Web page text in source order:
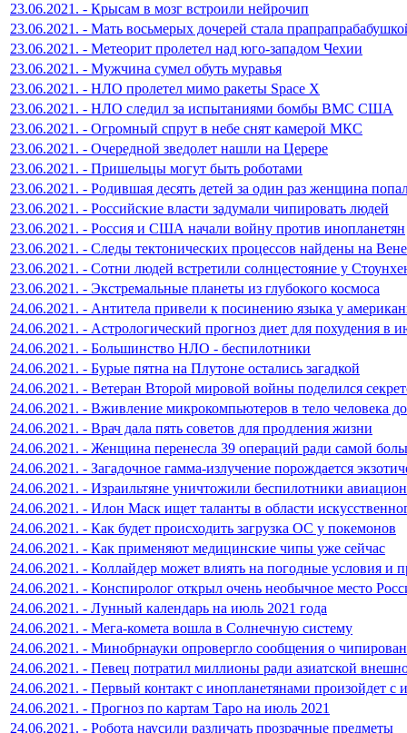
23.06.2021. - Крысам в мозг встроили нейрочип
23.06.2021. - Мать восьмерых дочерей стала
23.06.2021. - Метеорит пролетел над юго-западом Чехии
23.06.2021. - Мужчина сумел обуть муравья
23.06.2021. - НЛО пролетел мимо ракеты Space X
23.06.2021. - НЛО следил за испытаниями бомбы ВМС США
23.06.2021. - Огромный спрут в небе снят камерой МКС
23.06.2021. - Очередной зведолет нашли на Церере
23.06.2021. - Пришельцы могут быть роботами
23.06.2021. - Родившая десять детей за один раз женщина
23.06.2021. - Российские власти задумали чипировать людей
23.06.2021. - Россия и США начали войну против инопланетян
23.06.2021. - Следы тектонических процессов найдены на
23.06.2021. - Сотни людей встретили солнцестояние у
23.06.2021. - Экстремальные планеты из глубокого космоса
24.06.2021. - Антитела привели к посинению языка у
24.06.2021. - Астрологический прогноз диет для похудения в
24.06.2021. - Большинство НЛО - беспилотники
24.06.2021. - Бурые пятна на Плутоне остались загадкой
24.06.2021. - Ветеран Второй мировой войны поделился
24.06.2021. - Вживление микрокомпьютеров в тело человека
24.06.2021. - Врач дала пять советов для продления жизни
24.06.2021. - Женщина перенесла 39 операций ради самой
24.06.2021. - Загадочное гамма-излучение порождается
24.06.2021. - Израильтяне уничтожили беспилотники
24.06.2021. - Илон Маск ищет таланты в области
24.06.2021. - Как будет происходить загрузка ОС у покемонов
24.06.2021. - Как применяют медицинские чипы уже сейчас
24.06.2021. - Коллайдер может влиять на погодные условия и
24.06.2021. - Конспиролог открыл очень необычное место
24.06.2021. - Лунный календарь на июль 2021 года
24.06.2021. - Мега-комета вошла в Солнечную систему
24.06.2021. - Минобрнауки опровергло сообщения о
24.06.2021. - Певец потратил миллионы ради азиатской
24.06.2021. - Первый контакт с инопланетянами произойдет
24.06.2021. - Прогноз по картам Таро на июль 2021
24.06.2021. - Робота наусили различать прозрачные предметы